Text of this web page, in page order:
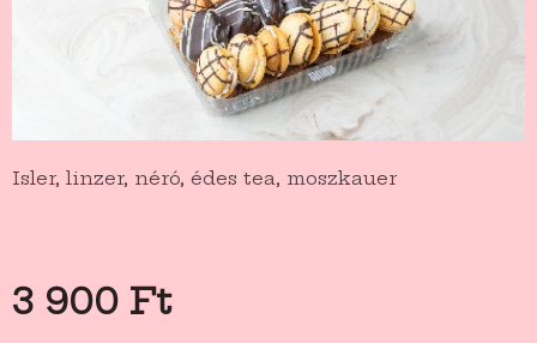
Isler, linzer, néró, édes tea, moszkauer
3 900 Ft